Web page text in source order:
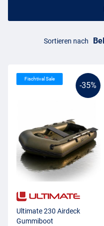
Sortieren nach
-35%
Fischtival Sale
Ultimate 230 Airdeck
Gummiboot